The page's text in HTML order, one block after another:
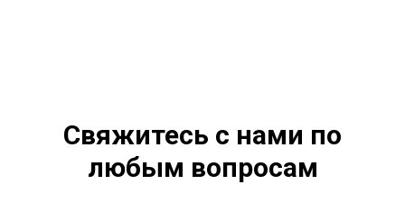
Свяжитесь с нами по
любым вопросам